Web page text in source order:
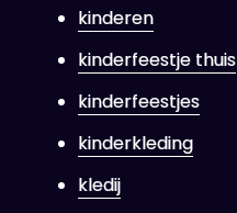
kinderen
kinderfeestje thuis
kinderfeestjes
kinderkleding
kledij